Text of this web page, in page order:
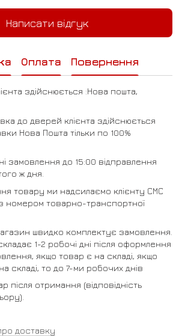
Написати відгук
Оплата Повернення
здійснюється :Нова пошта,
до дверей клієнта здійснюється
Нова Пошта тільки по 100%
замовлення до 15:00 відправлення
ж дня.
товару ми надсилаємо клієнту СМС
номером товарно-транспортної
швидко комплектує замовлення.
1-2 робочі дні після оформлення
якщо товар є на складі, якщо
складі, то до 7-ми робочих днів
після отримання (відповідність
доставку